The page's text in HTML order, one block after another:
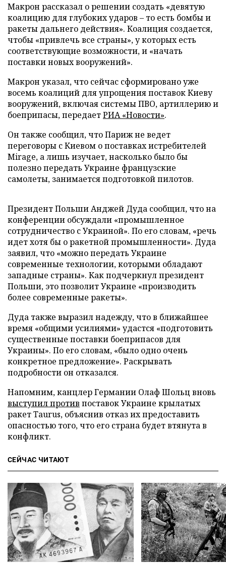
Макрон рассказал о решении создать «девятую
коалицию для глубоких ударов – то есть бомбы и
ракеты дальнего действия». Коалиция создается,
чтобы «привлечь все страны», у которых есть
соответствующие возможности, и «начать
поставки новых вооружений».
Макрон указал, что сейчас сформировано уже
восемь коалиций для упрощения поставок Киеву
вооружений, включая системы ПВО, артиллерию и
боеприпасы, передаетРИА «Новости».
Он также сообщил, что Париж не ведет
переговоры с Киевом о поставках истребителей
Mirage, а лишь изучает, насколько было бы
полезно передать Украине французские
самолеты, занимается подготовкой пилотов.
Президент Польши Анджей Дуда сообщил, что на
конференции обсуждали «промышленное
сотрудничество с Украиной». По его словам, «речь
идет хотя бы о ракетной промышленности». Дуда
заявил, что «можно передать Украине
современные технологии, которыми обладают
западные страны». Как подчеркнул президент
Польши, это позволит Украине «производить
более современные ракеты».
Дуда также выразил надежду, что в ближайшее
время «общими усилиями» удастся «подготовить
существенные поставки боеприпасов для
Украины». По его словам, «было одно очень
конкретное предложение». Раскрывать
подробности он отказался.
Напомним, канцлер Германии Олаф Шольц вновь
выступил против поставок Украине крылатых
ракет Taurus, объяснив отказ их предоставить
опасностью того, что его страна будет втянута в
конфликт.
СЕЙЧАС ЧИТАЮТ